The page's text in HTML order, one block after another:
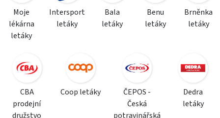
Moje
lékárna
letáky
Intersport
letáky
Bala
letáky
Benu
letáky
Brněnka
letáky
CBA
prodejní
družstvo
Coop letáky
ČEPOS -
Česká
potravinářská
Dedra
letáky